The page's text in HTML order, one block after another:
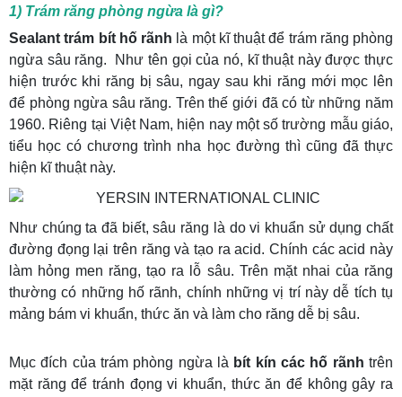
1) Trám răng phòng ngừa là gì?
Sealant trám bít hố rãnh là một kĩ thuật để trám răng phòng
ngừa sâu răng. Như tên gọi của nó, kĩ thuật này được thực
hiện trước khi răng bị sâu, ngay sau khi răng mới mọc lên
để phòng ngừa sâu răng. Trên thế giới đã có từ những năm
1960. Riêng tại Việt Nam, hiện nay một số trường mẫu giáo,
tiểu học có chương trình nha học đường thì cũng đã thực
hiện kĩ thuật này.
Như chúng ta đã biết, sâu răng là do vi khuẩn sử dụng chất
đường đọng lại trên răng và tạo ra acid. Chính các acid này
làm hỏng men răng, tạo ra lỗ sâu. Trên mặt nhai của răng
thường có những hố rãnh, chính những vị trí này dễ tích tụ
mảng bám vi khuẩn, thức ăn và làm cho răng dễ bị sâu.
Mục đích của trám phòng ngừa là bít kín các hố rãnh trên
mặt răng để tránh đọng vi khuẩn, thức ăn để không gây ra